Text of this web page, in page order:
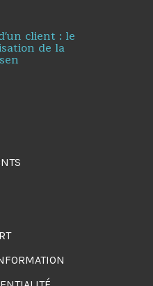
client : le
de la